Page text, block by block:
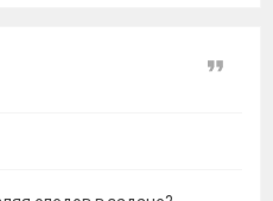
Цитата